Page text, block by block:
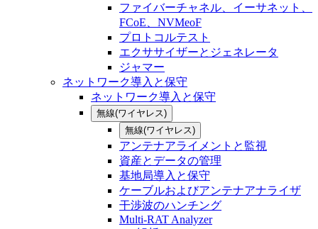
ファイバーチャネル、イーサネット、
FCoE、NVMeoF
プロトコルテスト
エクササイザーとジェネレータ
ジャマー
ネットワーク導入と保守
ネットワーク導入と保守
無線(ワイヤレス)
無線(ワイヤレス)
アンテナアライメントと監視
資産とデータの管理
基地局導入と保守
ケーブルおよびアンテナアナライザ
干渉波のハンチング
Multi-RAT Analyzer